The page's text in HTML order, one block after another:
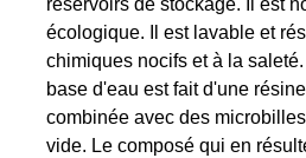
réservoirs de stockage. Il est
écologique. Il est lavable et
chimiques nocifs et à la
base d'eau est fait d'une
combinée avec des
vide. Le composé qui en